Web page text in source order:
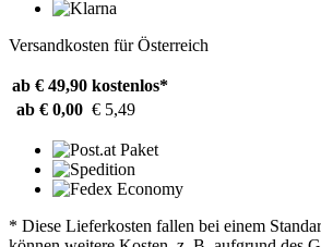
Versandkosten für Österreich
ab € 49,90 kostenlos*
ab € 0,00 € 5,49
* Diese Lieferkosten fallen bei einem